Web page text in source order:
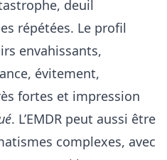
deuil
répétées. Le profil
envahissants,
évitement,
fortes et impression
. L’EMDR peut aussi être
complexes, avec